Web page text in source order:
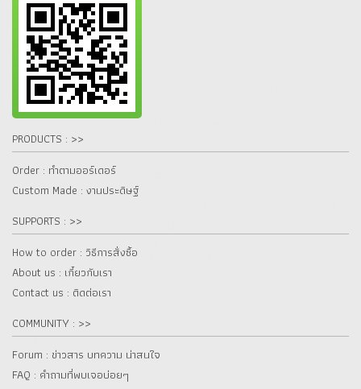
PRODUCTS : >>
Order : ทำตามออร์เดอร์
Custom Made : งานประดิษฐ์
SUPPORTS : >>
How to order : วิธีการสั่งซื้อ
About us : เกี๋ยวกับเรา
Contact us : ติดต่อเรา
COMMUNITY : >>
Forum : ข่าวสาร บทความ น่าสนใจ
FAQ : คำถามที่พบเจอบ่อยๆ